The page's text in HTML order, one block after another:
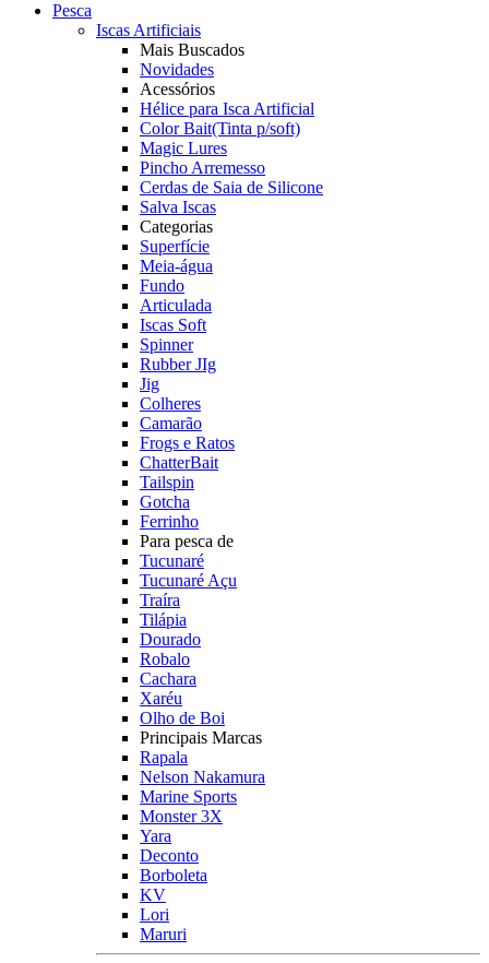
Pesca
Iscas Artificiais
Mais Buscados
Novidades
Acessórios
Hélice para Isca Artificial
Color Bait(Tinta p/soft)
Magic Lures
Pincho Arremesso
Cerdas de Saia de Silicone
Salva Iscas
Categorias
Superfície
Meia-água
Fundo
Articulada
Iscas Soft
Spinner
Rubber JIg
Jig
Colheres
Camarão
Frogs e Ratos
ChatterBait
Tailspin
Gotcha
Ferrinho
Para pesca de
Tucunaré
Tucunaré Açu
Traíra
Tilápia
Dourado
Robalo
Cachara
Xaréu
Olho de Boi
Principais Marcas
Rapala
Nelson Nakamura
Marine Sports
Monster 3X
Yara
Deconto
Borboleta
KV
Lori
Maruri